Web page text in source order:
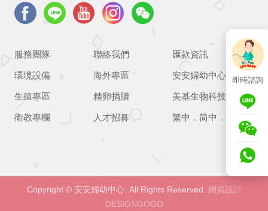
服務團隊
環境設備
生殖專區
衛教專欄
聯絡我們
海外專區
精卵捐贈
人才招募
匯款資訊
安安婦幼中心
美基生物科技
繁中 ． 简中 ．
Copyright © 安安婦幼中心. All Rights Reserved. 網頁設計
DESIGNGOGO
即時諮詢